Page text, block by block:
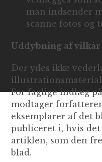
man indsender
scanne fotos og
Uddybning af
Der ydes ikke
For faglige indlæg
modtager
eksemplarer af det
publiceret i, hvis det
artiklen, som den
blad.